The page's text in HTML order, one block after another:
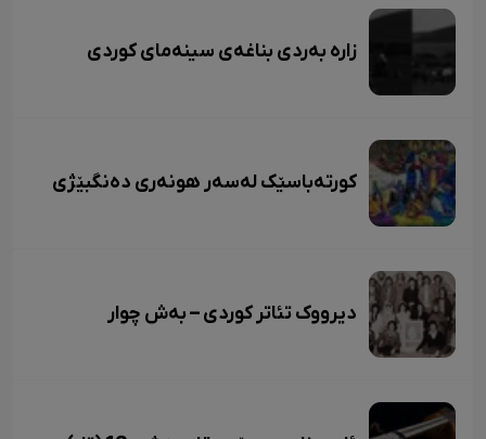
زاره بەردی بناغەی سینەمای کوردی
کورتەباسێک لەسەر هونەری دەنگبێژی
دیرووک تئاتر کوردی – بەش چوار